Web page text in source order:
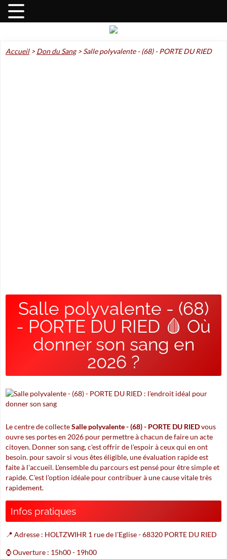
Accueil>Don du Sang>Salle polyvalente - (68) - PORTE DU RIED
Salle polyvalente - (68)
- PORTE DU RIED 🩸 Où
donner son sang en
2026 ?
Le centre de collecteSalle polyvalente - (68) - PORTE DU RIEDvous
ouvre ses portes en 2026 pour permettre à chacun de faire un acte
citoyen. Donner son sang, c'est offrir de l'espoir à ceux qui en ont
besoin. pour savoir si vous êtes éligible, une évaluation rapide est
faite à l'accueil. L'ensemble du parcours est pensé pour être simple et
rapide. C'est l'option idéale pour contribuer à une cause vitale très
rapidement.
Infos pratiques
📍 Adresse : HOLTZWIHR 1 rue de l'Eglise - 68320 PORTE DU RIED
⌚ Ouverture : 15h00 - 19h00